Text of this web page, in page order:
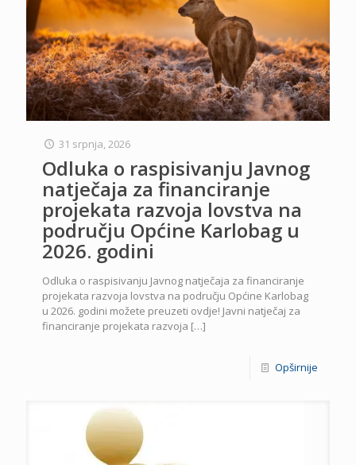
31 srpnja, 2026
Odluka o raspisivanju Javnog
natječaja za financiranje
projekata razvoja lovstva na
području Općine Karlobag u
2026. godini
Odluka o raspisivanju Javnog natječaja za financiranje
projekata razvoja lovstva na području Općine Karlobag
u 2026. godini možete preuzeti ovdje! Javni natječaj za
financiranje projekata razvoja […]
Opširnije